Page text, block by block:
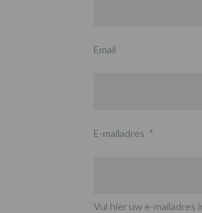
Email
E-mailadres *
Vul hier uw e-mailadres